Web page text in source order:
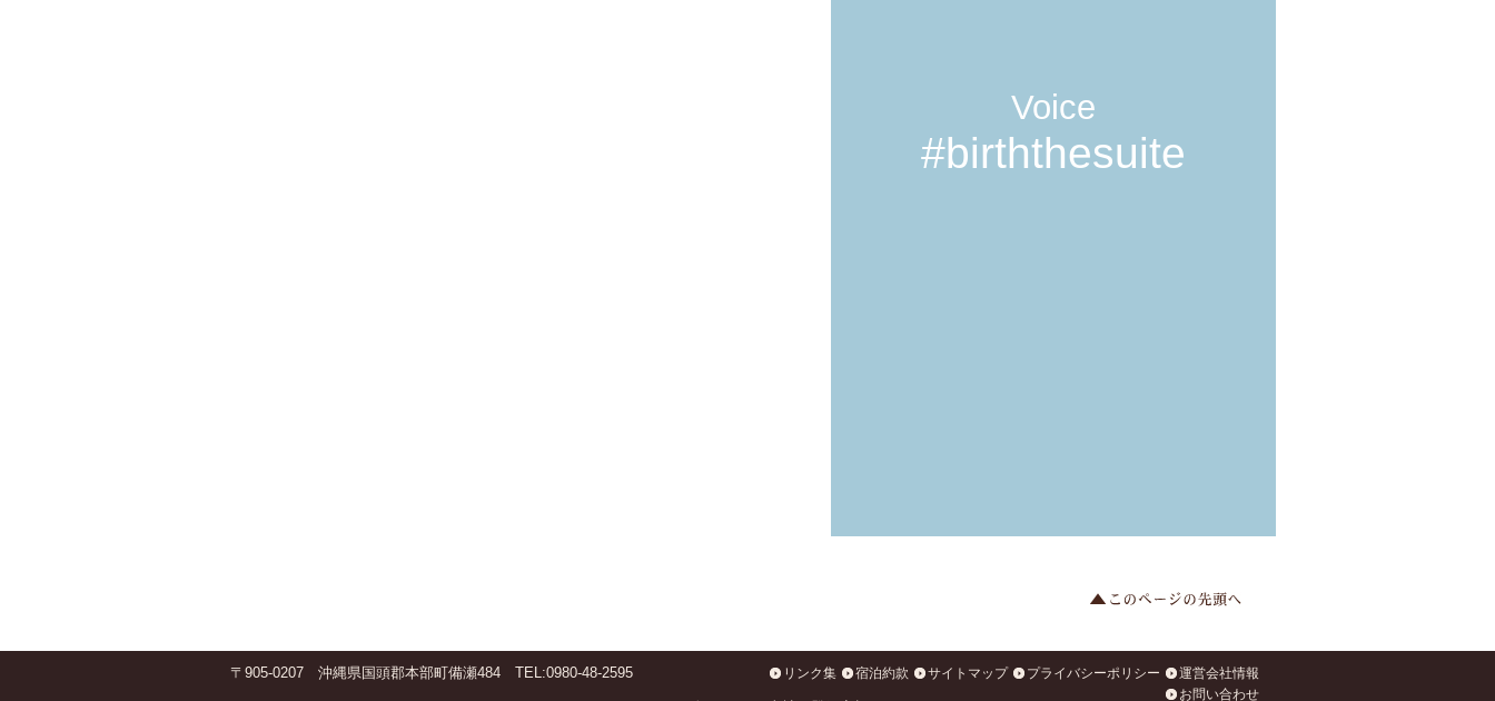
Voice
#birththesuite
〒905-0207 沖縄県国頭郡本部町備瀬484 TEL:0980-48-2595 運営会社情報
プライバシーポリシー
サイトマップ
宿泊約款
リンク集
お問い合わせ